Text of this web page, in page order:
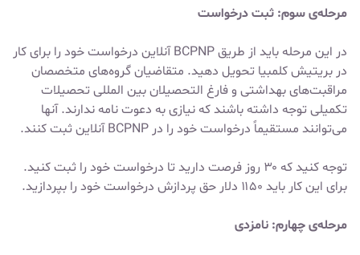
مرحله‌ی سوم: ثبت درخواست
در این مرحله باید از طریق BCPNP آنلاین درخواست خود را برای کار
در بریتیش کلمبیا تحویل دهید. متقاضیان گروه‌های متخصصان
مراقبت‌های بهداشتی و فارغ التحصیلان بین المللی تحصیلات
تکمیلی توجه داشته باشند که نیازی به دعوت نامه ندارند. آنها
می‌توانند مستقیماً درخواست خود را در BCPNP آنلاین ثبت کنند.
توجه کنید که ۳۰ روز فرصت دارید تا درخواست خود را ثبت کنید.
برای این کار باید ۱۱۵۰ دلار حق پردازش درخواست خود را بپردازید.
مرحله‌ی چهارم: نامزدی